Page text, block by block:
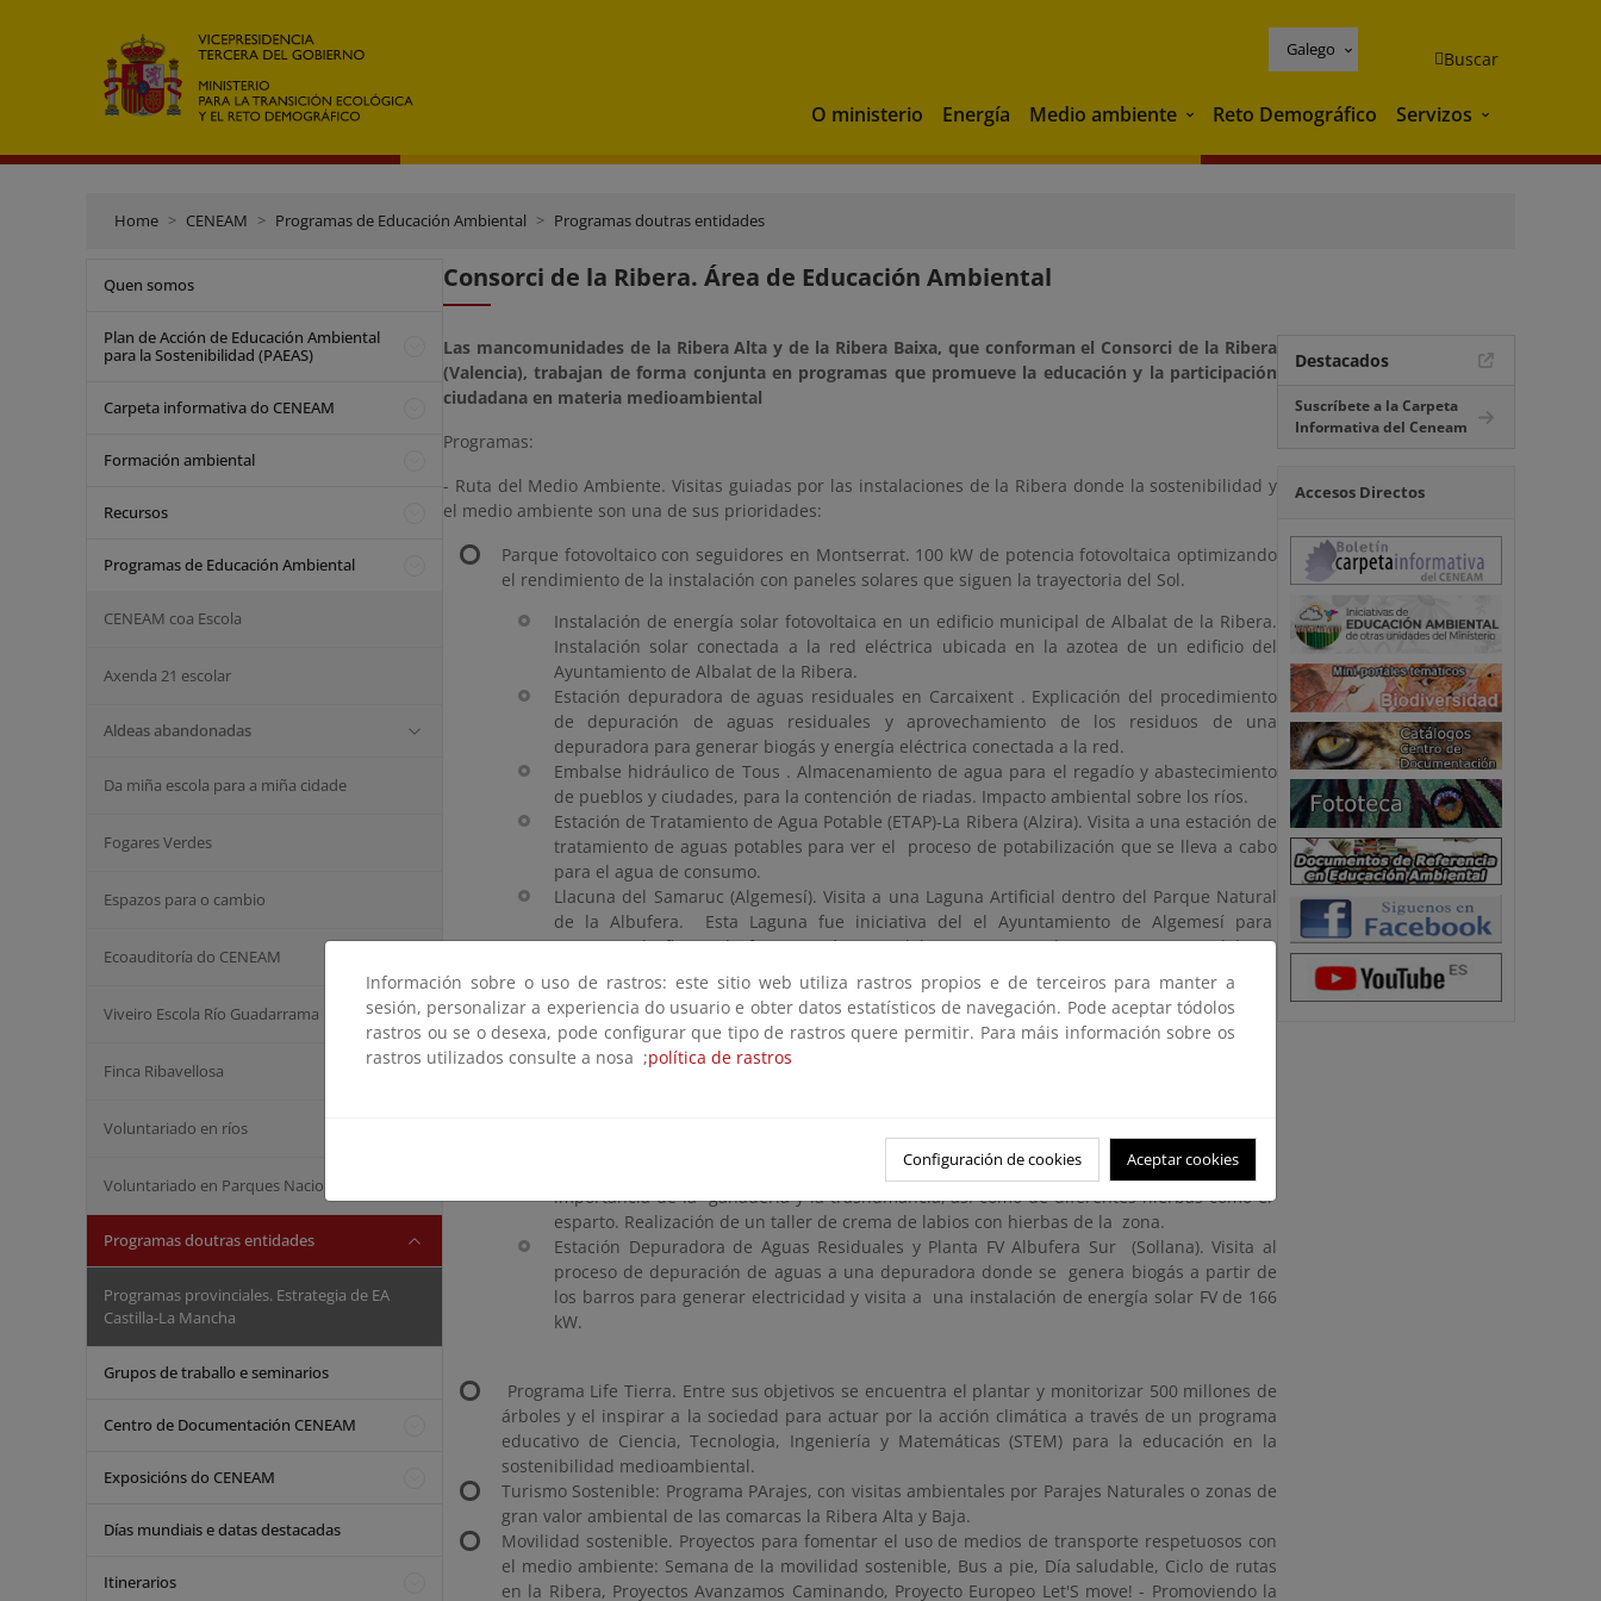
Galego Buscar
O ministerio Energía Medio ambiente Medio ambiente
Reto Demográfico Servizos Servizos
Home CENEAM Programas de Educación Ambiental Programas doutras entidades
Quen somos
Plan de Acción de Educación Ambiental
para la Sostenibilidad (PAEAS)
Carpeta informativa do CENEAM
Formación ambiental
Recursos
Programas de Educación Ambiental
CENEAM coa Escola
Axenda 21 escolar
Aldeas abandonadas
Da miña escola para a miña cidade
Fogares Verdes
Espazos para o cambio
Ecoauditoría do CENEAM
Viveiro Escola Río Guadarrama
Finca Ribavellosa
Voluntariado en ríos
Voluntariado en Parques Nacionais
Programas doutras entidades
Programas provinciales. Estrategia de EA
Castilla-La Mancha
Grupos de traballo e seminarios
Centro de Documentación CENEAM
Exposicións do CENEAM
Días mundiais e datas destacadas
Itinerarios
Consorci de la Ribera. Área de Educación Ambiental
Las mancomunidades de la Ribera Alta y de la Ribera Baixa, que conforman el Consorci de la Ribera
(Valencia), trabajan de forma conjunta en programas que promueve la educación y la participación
ciudadana en materia medioambiental
Programas:
- Ruta del Medio Ambiente. Visitas guiadas por las instalaciones de la Ribera donde la sostenibilidad y
el medio ambiente son una de sus prioridades:
Parque fotovoltaico con seguidores en Montserrat. 100 kW de potencia fotovoltaica optimizando
el rendimiento de la instalación con paneles solares que siguen la trayectoria del Sol.
Instalación de energía solar fotovoltaica en un edificio municipal de Albalat de la Ribera.
Instalación solar conectada a la red eléctrica ubicada en la azotea de un edificio del
Ayuntamiento de Albalat de la Ribera.
Estación depuradora de aguas residuales en Carcaixent . Explicación del procedimiento
de depuración de aguas residuales y aprovechamiento de los residuos de una
depuradora para generar biogás y energía eléctrica conectada a la red.
Embalse hidráulico de Tous . Almacenamiento de agua para el regadío y abastecimiento
de pueblos y ciudades, para la contención de riadas. Impacto ambiental sobre los ríos.
Estación de Tratamiento de Agua Potable (ETAP)-La Ribera (Alzira). Visita a una estación de
tratamiento de aguas potables para ver el proceso de potabilización que se lleva a cabo
para el agua de consumo.
Llacuna del Samaruc (Algemesí). Visita a una Laguna Artificial dentro del Parque Natural
de la Albufera. Esta Laguna fue iniciativa del el Ayuntamiento de Algemesí para
recuperar la flora y la fauna autóctonas del Parque Natural. Se una reserva del pez
autóctono Samaruc en peligro de extinción.
Historia de una catástrofe-La Pantanada de Tous 1982. Recorrido histórico por algunos de
los municipios más afectados por la Pantanada de Tous de 1982 (Antella, Gavarda,
Alberic, Carcaixent y Alzira). Explicación del ocurrido el 20 de octubre de 1982.
Montanyeta dels Sants- Ullal de Baldoví (Sueca). Visita a la Montanyeta dels Sants y el
Biodiversidad en el Corral de Rafel (L’Alcúdia). Visita al Corral de Rafel. Aula de Natura
junto a una antigua vereda en el término municipal de l’Alcúdia. Explicación de la
importancia de la ganadería y la trashumancia, así como de diferentes hierbas como el
esparto. Realización de un taller de crema de labios con hierbas de la zona.
Estación Depuradora de Aguas Residuales y Planta FV Albufera Sur (Sollana). Visita al
proceso de depuración de aguas a una depuradora donde se genera biogás a partir de
los barros para generar electricidad y visita a una instalación de energía solar FV de 166
kW.
Programa Life Tierra. Entre sus objetivos se encuentra el plantar y monitorizar 500 millones de
árboles y el inspirar a la sociedad para actuar por la acción climática a través de un programa
educativo de Ciencia, Tecnologia, Ingeniería y Matemáticas (STEM) para la educación en la
sostenibilidad medioambiental.
Turismo Sostenible: Programa PArajes, con visitas ambientales por Parajes Naturales o zonas de
gran valor ambiental de las comarcas la Ribera Alta y Baja.
Movilidad sostenible. Proyectos para fomentar el uso de medios de transporte respetuosos con
el medio ambiente: Semana de la movilidad sostenible, Bus a pie, Día saludable, Ciclo de rutas
en la Ribera, Proyectos Avanzamos Caminando, Proyecto Europeo Let'S move! - Promoviendo la
Destacados
Suscríbete a la Carpeta
Informativa del Ceneam
Accesos Directos
Información sobre o uso de rastros: este sitio web utiliza rastros propios e de terceiros para manter a
sesión, personalizar a experiencia do usuario e obter datos estatísticos de navegación. Pode aceptar tódolos
rastros ou se o desexa, pode configurar que tipo de rastros quere permitir. Para máis información sobre os
rastros utilizados consulte a nosa ;política de rastros
Configuración de cookies Aceptar cookies